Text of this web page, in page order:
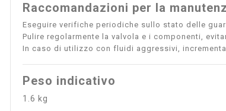
Raccomandazioni per la
Eseguire verifiche periodiche sullo stato delle
Pulire regolarmente la valvola e i componenti,
In caso di utilizzo con fluidi aggressivi,
Peso indicativo
1.6 kg